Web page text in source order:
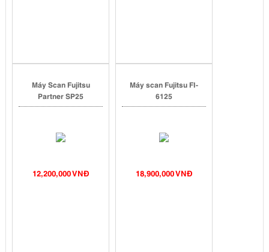
Máy Scan Fujitsu
Partner SP25
12,200,000 VNĐ
Máy scan Fujitsu FI-
6125
18,900,000 VNĐ